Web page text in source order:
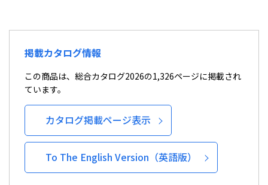
掲載カタログ情報
この商品は、総合カタログ2026の1,326ページに掲載され
ています。
カタログ掲載ページ表示
To The English Version（英語版）